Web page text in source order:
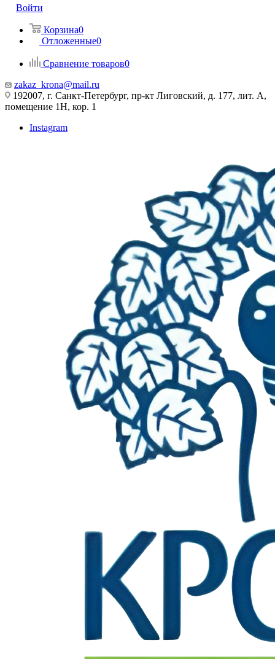
Войти
Корзина0
Отложенные0
Сравнение товаров0
zakaz_krona@mail.ru
192007, г. Санкт-Петербург, пр-кт Лиговский, д. 177, лит. А,
помещение 1Н, кор. 1
Instagram